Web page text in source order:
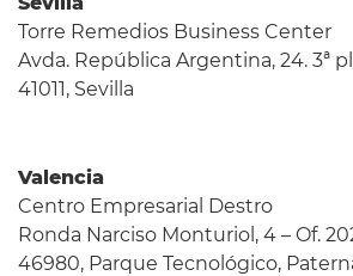
Torre Remedios Business Center
Avda. República Argentina, 24. 3ª
41011, Sevilla
Valencia
Centro Empresarial Destro
Ronda Narciso Monturiol, 4 – Of.
46980, Parque Tecnológico,